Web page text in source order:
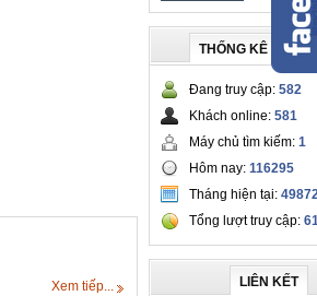
Xem tiếp...
THỐNG KÊ TRUY
Đang truy cập: 582
Khách online: 581
Máy chủ tìm kiếm: 1
Hôm nay: 116295
Tháng hiện tại:
Tổng lượt truy cập:
LIÊN KẾT